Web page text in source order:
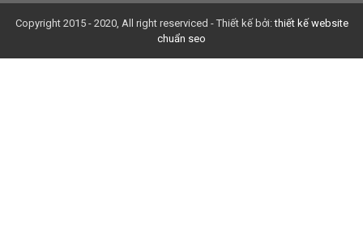
Copyright 2015 - 2020, All right reserviced - Thiết kế bởi:thiết kế website
chuẩn seo